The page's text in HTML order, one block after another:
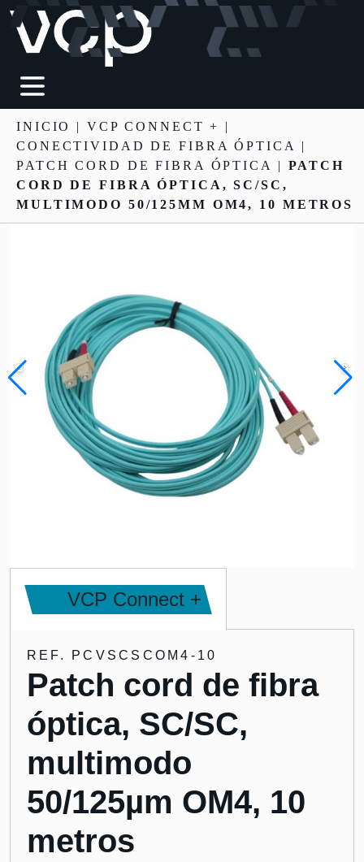
INICIO | VCP CONNECT +
|
CONECTIVIDAD DE FIBRA ÓPTICA
|
PATCH CORD DE FIBRA ÓPTICA | PATCH
CORD DE FIBRA ÓPTICA, SC/SC,
MULTIMODO 50/125ΜM OM4, 10 METROS
VCP Connect +
REF. PCVSCSCOM4-10
Patch cord de fibra
óptica, SC/SC,
multimodo
50/125µm OM4, 10
metros